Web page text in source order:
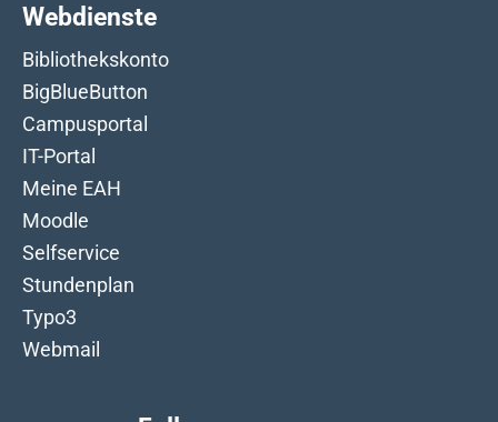
Webdienste
Bibliothekskonto
BigBlueButton
Campusportal
IT-Portal
Meine EAH
Moodle
Selfservice
Stundenplan
Typo3
Webmail